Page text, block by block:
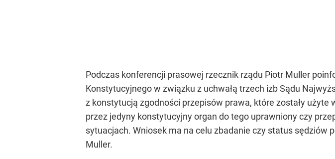
Podczas konferencji prasowej rzecznik rządu Piotr Muller
Konstytucyjnego w związku z uchwałą trzech izb Sądu
z konstytucją zgodności przepisów prawa, które zostały użyte
przez jedyny konstytucyjny organ do tego uprawniony czy
sytuacjach. Wniosek ma na celu zbadanie czy status sędziów
Muller.